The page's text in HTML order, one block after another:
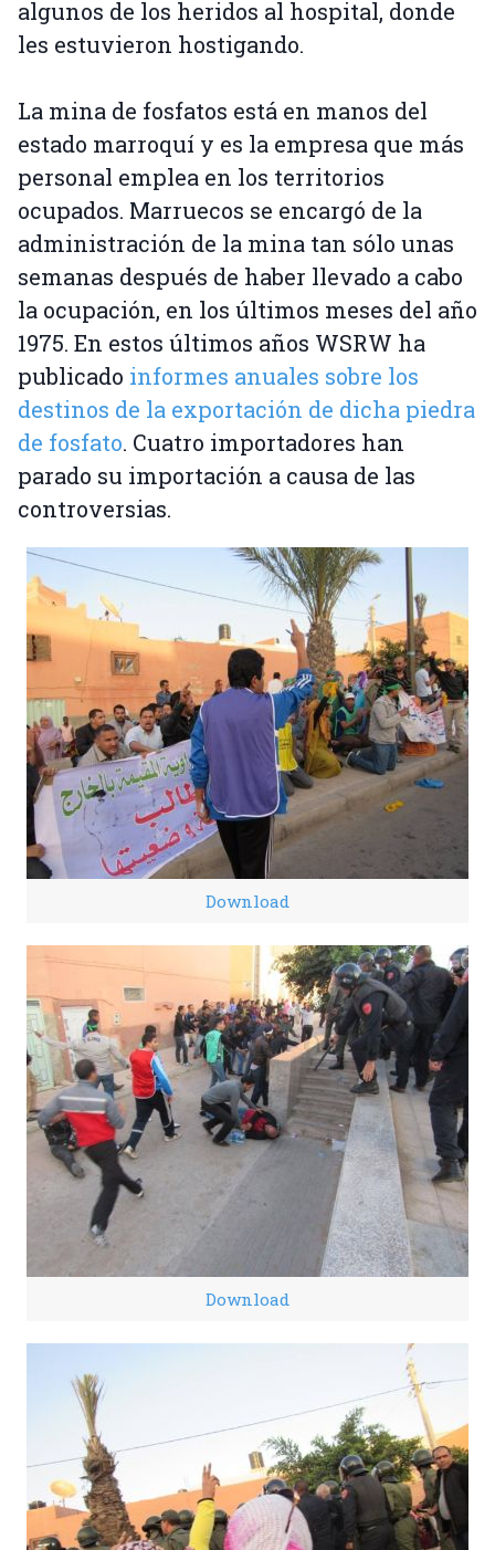
algunos de los heridos al hospital, donde
les estuvieron hostigando.
La mina de fosfatos está en manos del
estado marroquí y es la empresa que más
personal emplea en los territorios
ocupados. Marruecos se encargó de la
administración de la mina tan sólo unas
semanas después de haber llevado a cabo
la ocupación, en los últimos meses del año
1975. En estos últimos años WSRW ha
publicado informes anuales sobre los
destinos de la exportación de dicha piedra
de fosfato. Cuatro importadores han
parado su importación a causa de las
controversias.
Download
Download